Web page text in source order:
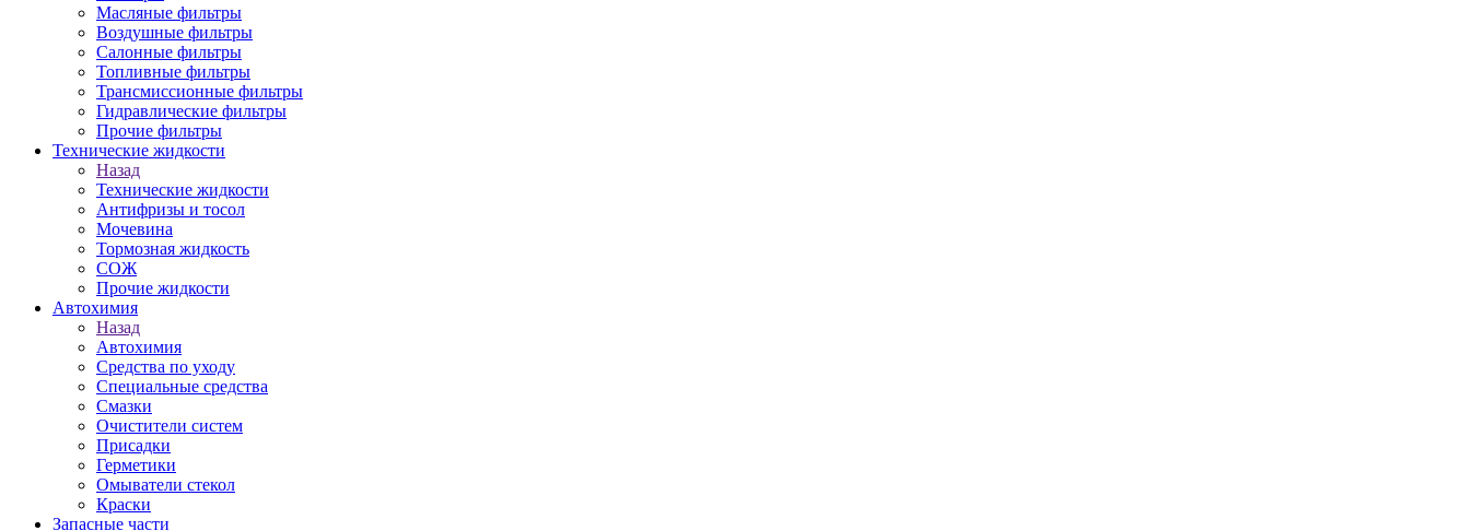
Масляные фильтры
Воздушные фильтры
Салонные фильтры
Топливные фильтры
Трансмиссионные фильтры
Гидравлические фильтры
Прочие фильтры
Технические жидкости
Назад
Технические жидкости
Антифризы и тосол
Мочевина
Тормозная жидкость
СОЖ
Прочие жидкости
Автохимия
Назад
Автохимия
Средства по уходу
Специальные средства
Смазки
Очистители систем
Присадки
Герметики
Омыватели стекол
Краски
Запасные части